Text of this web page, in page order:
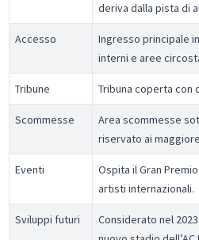
deriva dalla pista di
Accesso
Ingresso principale
interni e aree
Tribune Tribuna coperta con
Scommesse
Area scommesse
riservato ai
Eventi
Ospita il Gran
artisti internazionali.
Sviluppi futuri
Considerato nel